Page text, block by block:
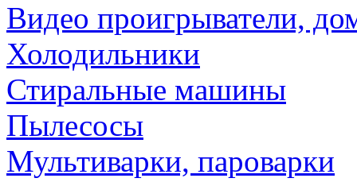
Видео проигрыватели,
Холодильники
Стиральные машины
Пылесосы
Мультиварки, пароварки